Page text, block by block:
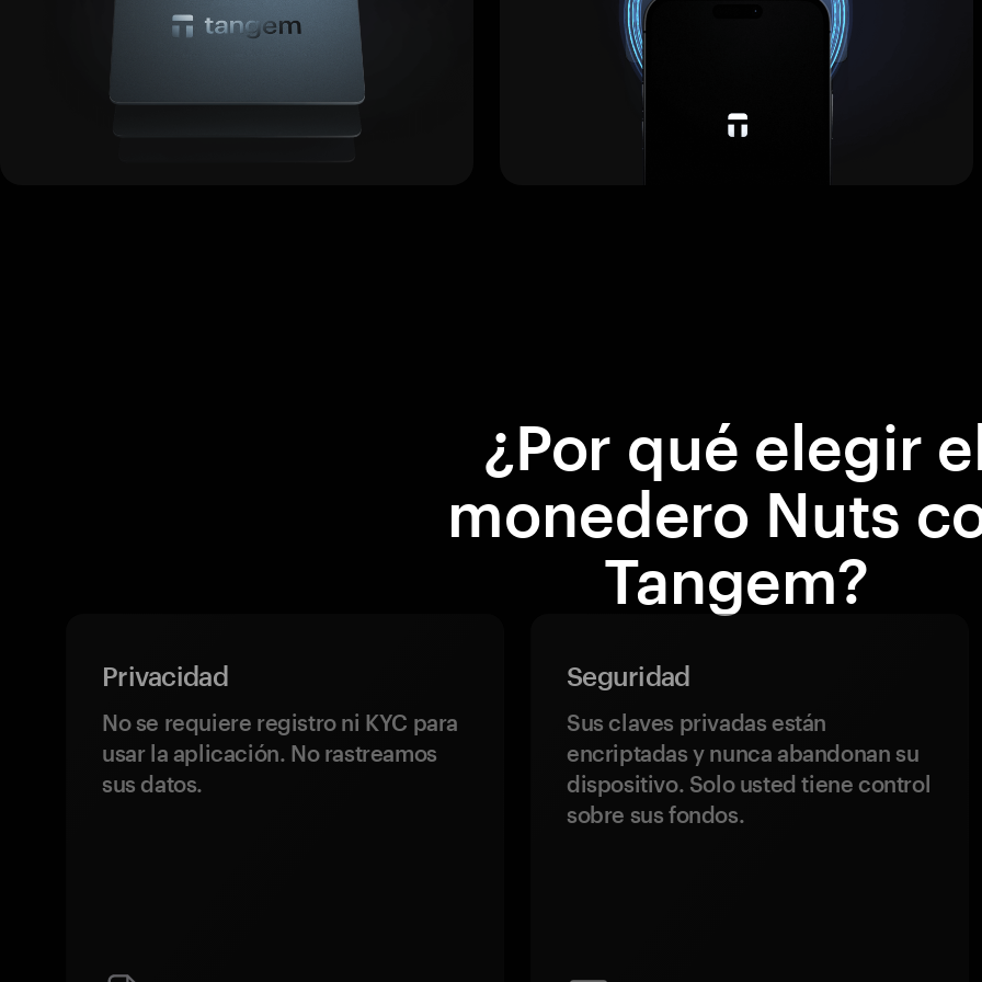
¿Por qué elegir
monedero Nuts
Tangem?
Privacidad
No se requiere registro ni KYC para
usar la aplicación. No rastreamos
sus datos.
Seguridad
Sus claves privadas están
encriptadas y nunca abandonan su
dispositivo. Solo usted tiene control
sobre sus fondos.